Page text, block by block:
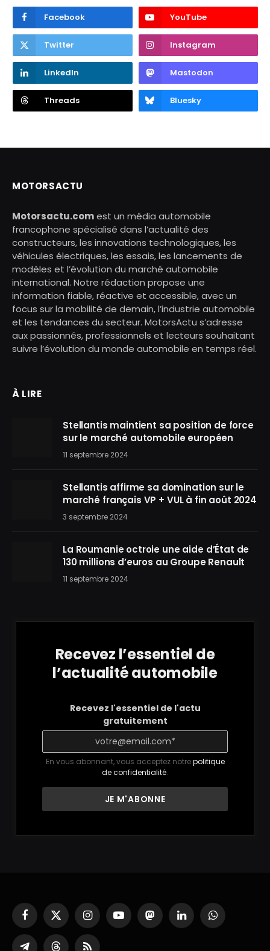
Facebook YouTube
Twitter Instagram
LinkedIn Mastodon
Threads Bluesky
MOTORSACTU
Motorsactu.comest un média automobile
francophone spécialisé dans l’actualité des
constructeurs, les innovations technologiques, les
véhicules électriques, les essais, les lancements de
modèles et l’évolution du marché automobile
international. Notre rédaction propose une
information fiable, réactive et accessible, avec un
focus sur la mobilité de demain, l’industrie automobile
et les tendances du secteur. MotorsActu s’adresse
aux passionnés, professionnels et lecteurs souhaitant
suivre l’évolution du monde automobile en temps réel.
À LIRE
Stellantis maintient sa position de force
sur le marché automobile européen
11 septembre 2024
Stellantis affirme sa domination sur le
marché français VP + VUL à fin août 2024
3 septembre 2024
La Roumanie octroie une aide d’État de
130 millions d’euros au Groupe Renault
11 septembre 2024
Recevez l’essentiel de
l’actualité automobile
Recevez l'essentiel de l'actu
gratuitement
En vous abonnant, vous acceptez notrepolitique
de confidentialité.
Facebook
X
(Twitter)
InstagramYouTubeMastodonLinkedInWhatsApp